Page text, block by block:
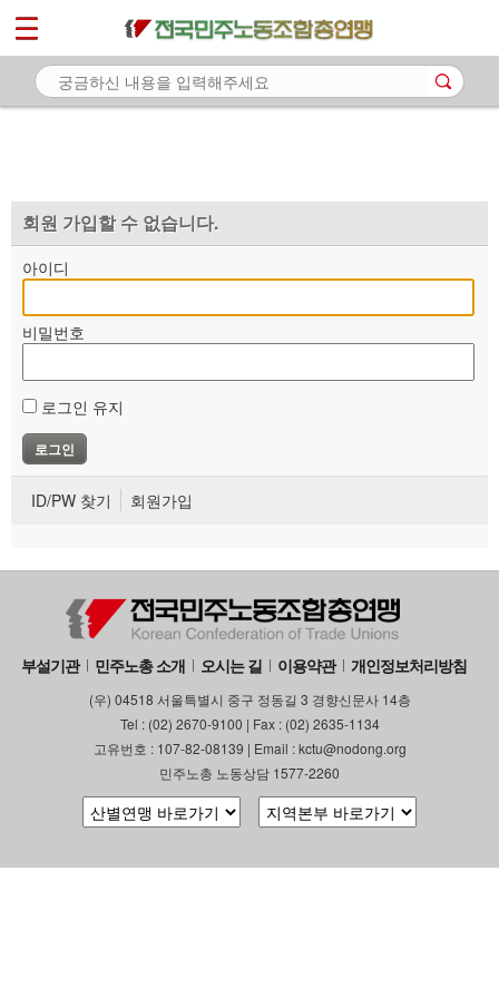
회원 가입할 수 없습니다.
아이디
비밀번호
로그인 유지
ID/PW 찾기 회원가입
부설기관 민주노총 소개 오시는 길 이용약관 개인정보처리방침
(우) 04518 서울특별시 중구 정동길 3 경향신문사 14층
Tel : (02) 2670-9100 | Fax : (02) 2635-1134
고유번호 : 107-82-08139 | Email : kctu@nodong.org
민주노총 노동상담 1577-2260
마이페이지
소개
자료
부설기관